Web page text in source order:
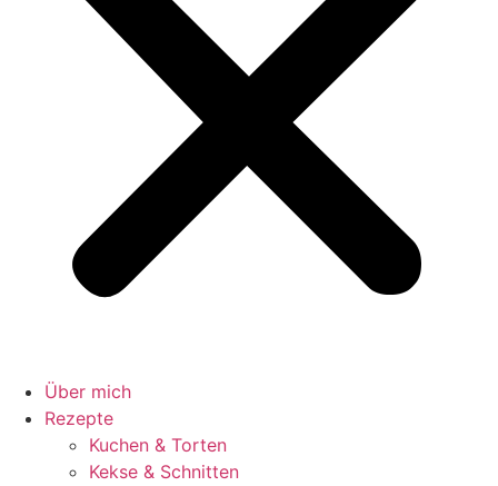
Über mich
Rezepte
Kuchen & Torten
Kekse & Schnitten